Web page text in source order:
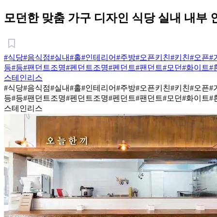
모던한 맞춤 가구 디자인 식당 실내 내부
#식당#음식점#실내#홀#인테리어#주방#오픈키친#키친#오픈#
등#등#팬던트조명#펜던트조명#펜던트#팬던트#모던#화이트#
스테인리스
#식당#음식점#실내#홀#인테리어#주방#오픈키친#키친#오픈#
등#등#팬던트조명#펜던트조명#펜던트#팬던트#모던#화이트#
스테인리스